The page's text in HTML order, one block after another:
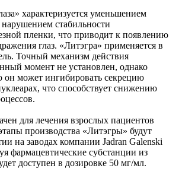
характеризуется уменьшением
стабильности
пленки, что приводит к появлению
глаз. «Литэгра» применяется в
Точный механизм действия
момент не установлен, однако
он может ингибировать секрецию
что способствует снижению
для лечения взрослых пациентов
производства «Литэгры» будут
на заводах компании Jadran Galenski
фармацевтические субстанции из
доступен в дозировке 50 мг/мл.